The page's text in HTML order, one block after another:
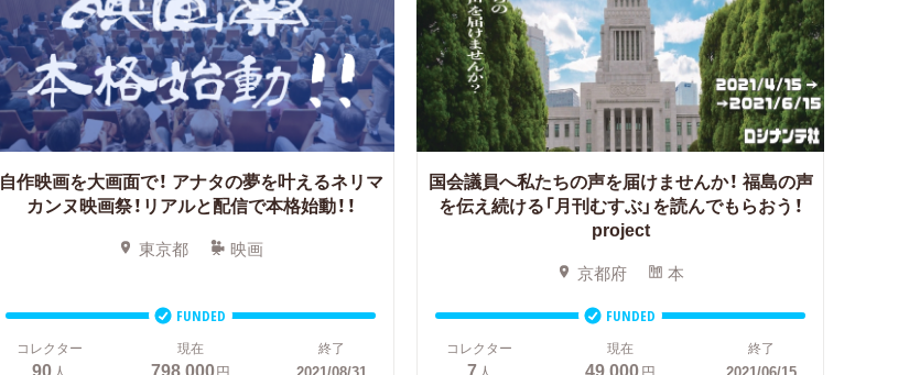
自作映画を大画面で！ アナタの夢を叶えるネリマ
カンヌ映画祭！リアルと配信で本格始動！！
東京都 映画
FUNDED
コレクター
現在 終了
国会議員へ私たちの声を届けませんか！ 福島の声
を伝え続ける「月刊むすぶ」を読んでもらおう！
project
京都府 本
FUNDED
コレクター
現在 終了